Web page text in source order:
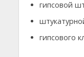
гипсовой
гипсового